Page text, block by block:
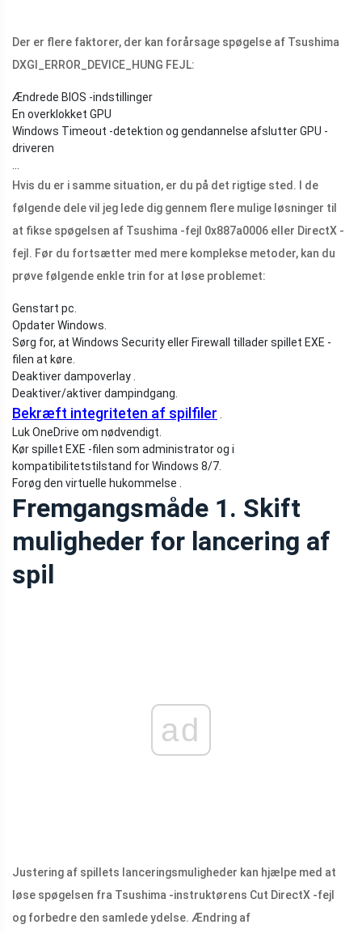
Der er flere faktorer, der kan forårsage spøgelse af Tsushima
DXGI_ERROR_DEVICE_HUNG FEJL:
Ændrede BIOS -indstillinger
En overklokket GPU
Windows Timeout -detektion og gendannelse afslutter GPU -
driveren
Hvis du er i samme situation, er du på det rigtige sted. I de
følgende dele vil jeg lede dig gennem flere mulige løsninger til
at fikse spøgelsen af ​​Tsushima -fejl 0x887a0006 eller DirectX -
fejl. Før du fortsætter med mere komplekse metoder, kan du
prøve følgende enkle trin for at løse problemet:
Genstart pc.
Opdater Windows.
Sørg for, at Windows Security eller Firewall tillader spillet EXE -
filen at køre.
Deaktiver dampoverlay .
Deaktiver/aktiver dampindgang.
Bekræft integriteten af ​​spilfiler
Luk OneDrive om nødvendigt.
Kør spillet EXE -filen som administrator og i
kompatibilitetstilstand for Windows 8/7.
Forøg den virtuelle hukommelse .
Fremgangsmåde 1. Skift
muligheder for lancering af
spil
ad
Justering af spillets lanceringsmuligheder kan hjælpe med at
løse spøgelsen fra Tsushima -instruktørens Cut DirectX -fejl
og forbedre den samlede ydelse. Ændring af